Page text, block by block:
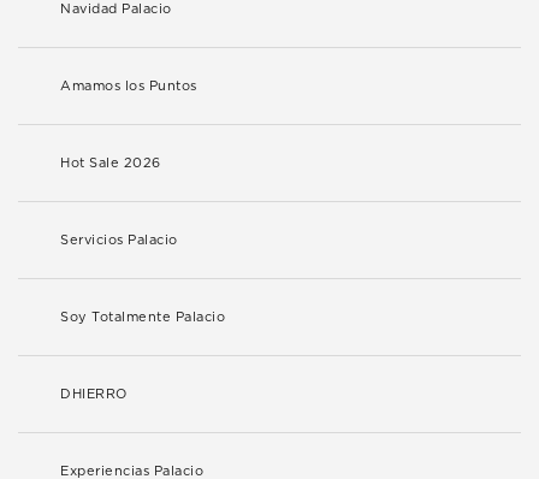
Navidad Palacio
Amamos los Puntos
Hot Sale 2026
Servicios Palacio
Soy Totalmente Palacio
DHIERRO
Experiencias Palacio